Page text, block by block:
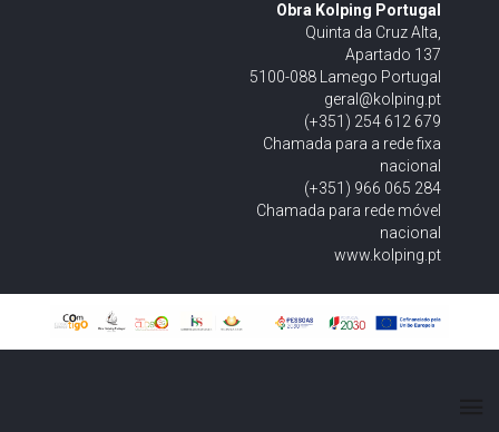
Obra Kolping Portugal
Quinta da Cruz Alta,
Apartado 137
5100-088 Lamego Portugal
geral@kolping.pt
(+351) 254 612 679
Chamada para a rede fixa
nacional
(+351) 966 065 284
Chamada para rede móvel
nacional
www.kolping.pt